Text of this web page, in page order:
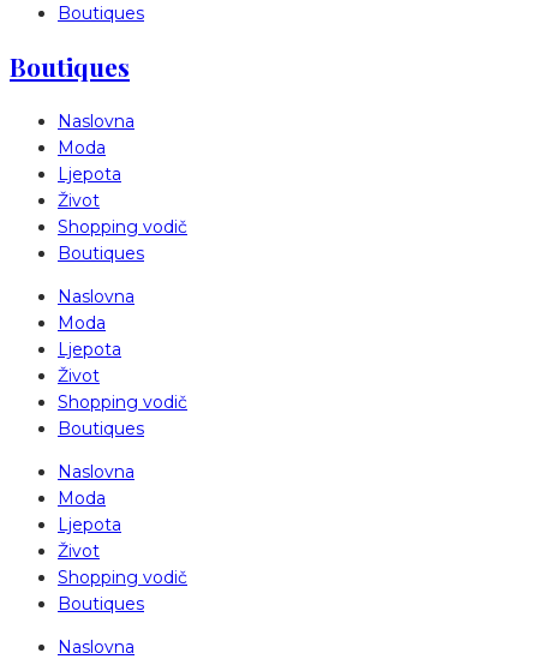
Boutiques
Boutiques
Naslovna
Moda
Ljepota
Život
Shopping vodič
Boutiques
Naslovna
Moda
Ljepota
Život
Shopping vodič
Boutiques
Naslovna
Moda
Ljepota
Život
Shopping vodič
Boutiques
Naslovna